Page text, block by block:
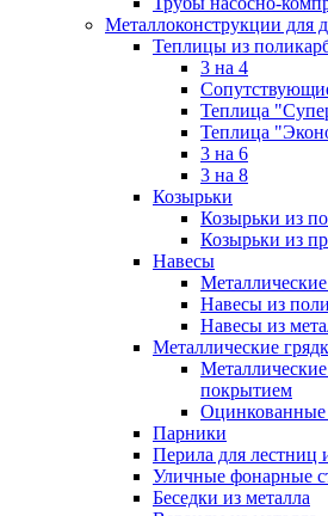
Металлоконструкции для
Теплицы из
3 на 4
Теплица
Теплица
3 на 6
3 на 8
Козырьки
Козырьки из
Козырьки из
Навесы
Навесы из
Навесы из
Металлические
покрытием
Оцинкованные
Парники
Перила для лестниц
Уличные фонарные
Беседки из металла